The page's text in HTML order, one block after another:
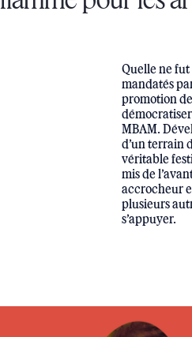
Quelle ne fut
mandatés
promotion
MBAM.
d’un terrain
véritable
mis de
accrocheur
plusieurs
s’appuyer.